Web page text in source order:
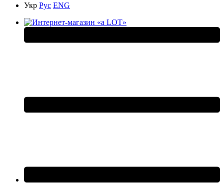
Укр Рус ENG